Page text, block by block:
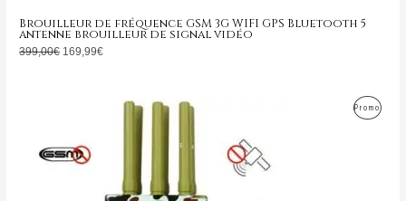
Brouilleur de fréquence GSM 3G WIFI GPS Bluetooth 5
antenne brouilleur de signal vidéo
399,00€ 169,99€
Promo
799,00€. 349,99€.